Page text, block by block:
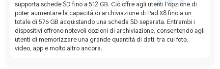
supporta schede SD fino a 512 GB. Ciò offre agli utenti l'opzione di
poter aumentare la capacità di archiviazione di Pad X8 fino a un
totale di 576 GB acquistando una scheda SD separata. Entrambi i
dispositivi offrono notevoli opzioni di archiviazione, consentendo agli
utenti di memorizzare una grande quantità di dati, tra cui foto,
video, app e molto altro ancora.